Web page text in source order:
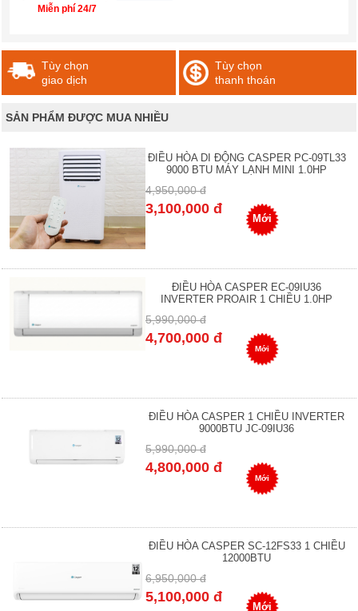
Miễn phí 24/7
Tùy chọn
giao dịch
Tùy chọn
thanh thoán
SẢN PHẨM ĐƯỢC MUA NHIỀU
ĐIỀU HÒA DI ĐỘNG CASPER PC-09TL33
9000 BTU MÁY LẠNH MINI 1.0HP
4,950,000 đ
3,100,000 đ
Mới
ĐIỀU HÒA CASPER EC-09IU36
INVERTER PROAIR 1 CHIỀU 1.0HP
5,990,000 đ
4,700,000 đ
Mới
ĐIỀU HÒA CASPER 1 CHIỀU INVERTER
9000BTU JC-09IU36
5,990,000 đ
4,800,000 đ
Mới
ĐIỀU HÒA CASPER SC-12FS33 1 CHIỀU
12000BTU
6,950,000 đ
5,100,000 đ
Mới